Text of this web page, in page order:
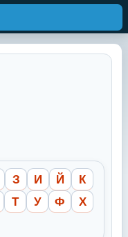
З И Й
К
Т У Ф
Х